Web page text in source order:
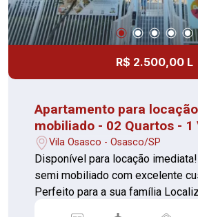
R$ 2.500,00 L
Apartamento para
mobiliado - 02 Quartos - 1
garagem - Vila Osasco
Vila Osasco - Osasco/SP
Disponível para locação imediata!
semi mobiliado com excelente
Perfeito para a sua família